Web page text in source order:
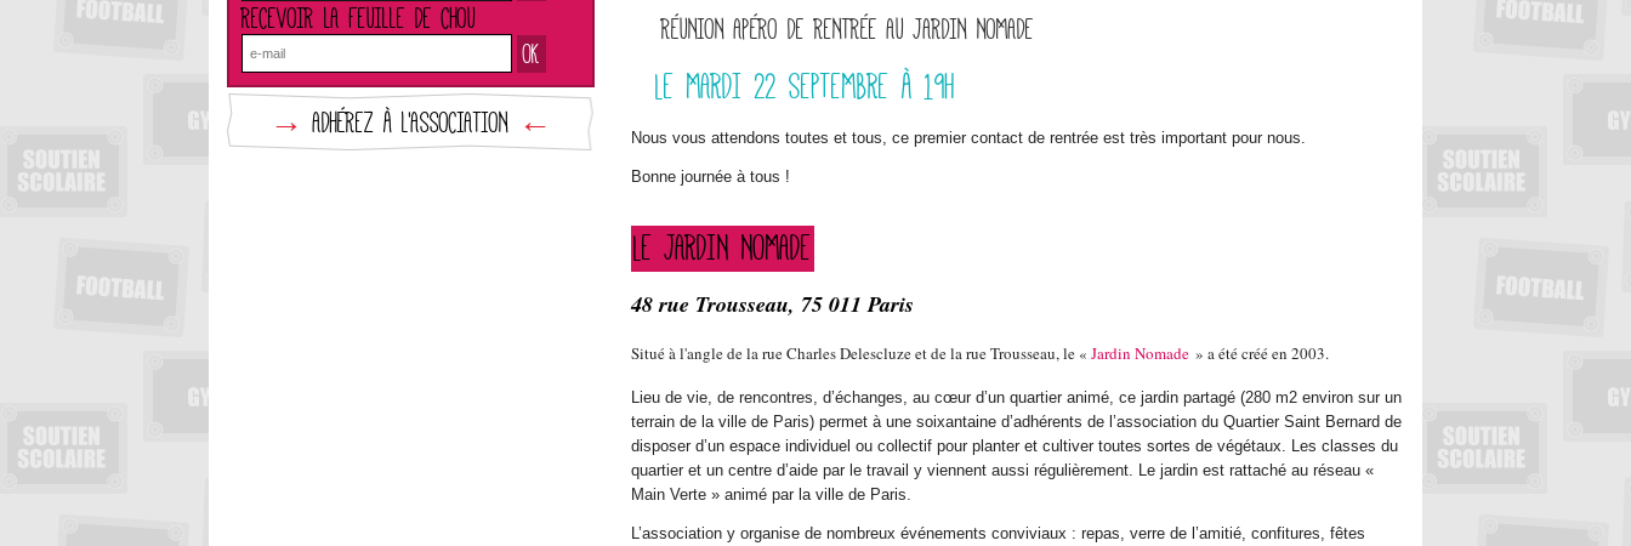
RÉUNION APÉRO DE RENTRÉE AU JARDIN NOMADE
LE MARDI 22 SEPTEMBRE À 19H
Nous vous attendons toutes et tous, ce premier contact de rentrée est très important pour nous.
Bonne journée à tous !
LE JARDIN NOMADE
48 rue Trousseau, 75 011 Paris
Situé à l'angle de la rue Charles Delescluze et de la rue Trousseau, le «Jardin Nomade » a été créé en 2003.
Lieu de vie, de rencontres, d’échanges, au cœur d’un quartier animé, ce jardin partagé (280 m2 environ sur un
terrain de la ville de Paris) permet à une soixantaine d’adhérents de l’association du Quartier Saint Bernard de
disposer d’un espace individuel ou collectif pour planter et cultiver toutes sortes de végétaux. Les classes du
quartier et un centre d’aide par le travail y viennent aussi régulièrement. Le jardin est rattaché au réseau «
Main Verte » animé par la ville de Paris.
L’association y organise de nombreux événements conviviaux : repas, verre de l’amitié, confitures, fêtes
RECEVOIR LA FEUILLE DE CHOU
→ ADHÉREZ À L'ASSOCIATION ←